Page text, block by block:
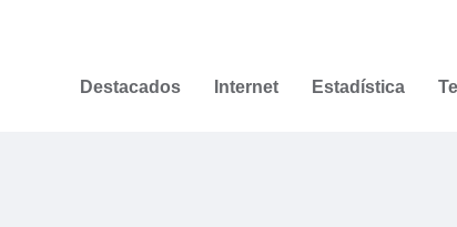
Destacados Internet Estadística